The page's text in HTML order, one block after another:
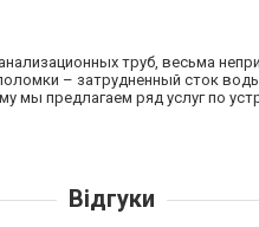
труб, весьма
– затрудненный сток
мы предлагаем ряд услуг по
Відгуки